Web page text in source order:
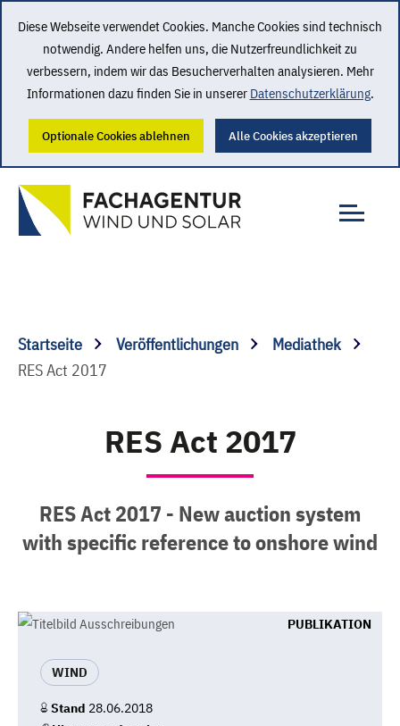
Diese Webseite verwendet Cookies. Manche Cookies sind technisch
notwendig. Andere helfen uns, die Nutzerfreundlichkeit zu
verbessern, indem wir das Besucherverhalten analysieren. Mehr
Informationen dazu finden Sie in unserer Datenschutzerklärung.
Optionale Cookies ablehnen Alle Cookies akzeptieren
Startseite Veröffentlichungen
Mediathek
RES Act 2017
RES Act 2017
RES Act 2017 - New auction system
with specific reference to onshore wind
PUBLIKATION
WIND
Stand 28.06.2018